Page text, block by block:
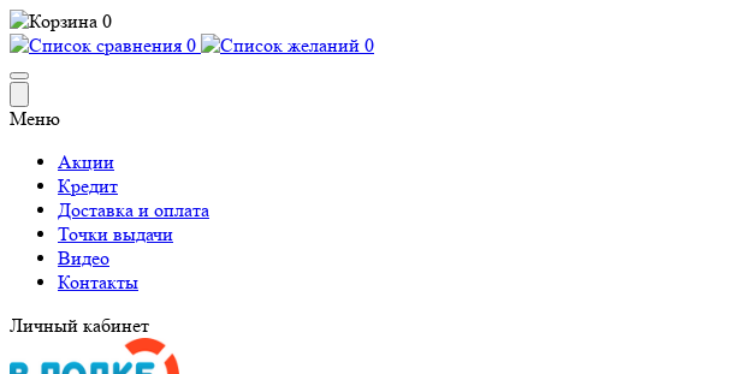
0
0
0
Меню
Акции
Кредит
Доставка и оплата
Точки выдачи
Видео
Контакты
Личный кабинет